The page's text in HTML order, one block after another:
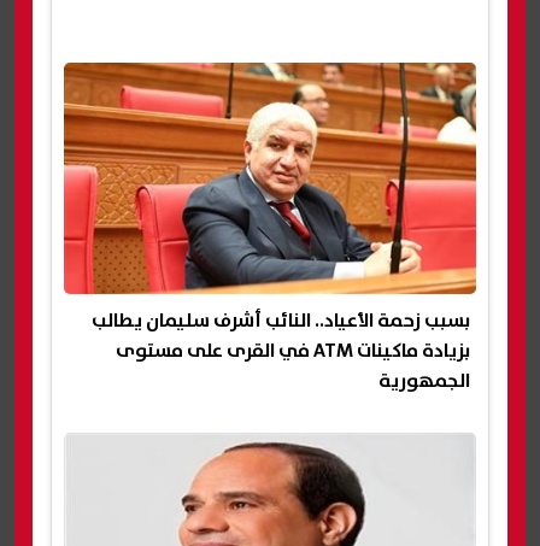
بسبب زحمة الأعياد.. النائب أشرف سليمان يطالب
بزيادة ماكينات ATM في القرى على مستوى
الجمهورية